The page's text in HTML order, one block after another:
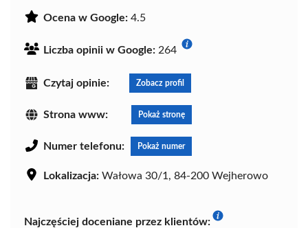
Ocena w Google: 4.5
Liczba opinii w Google: 264
Czytaj opinie: Zobacz profil
Strona www: Pokaż stronę
Numer telefonu: Pokaż numer
Lokalizacja: Wałowa 30/1, 84-200 Wejherowo
Najczęściej doceniane przez klientów: